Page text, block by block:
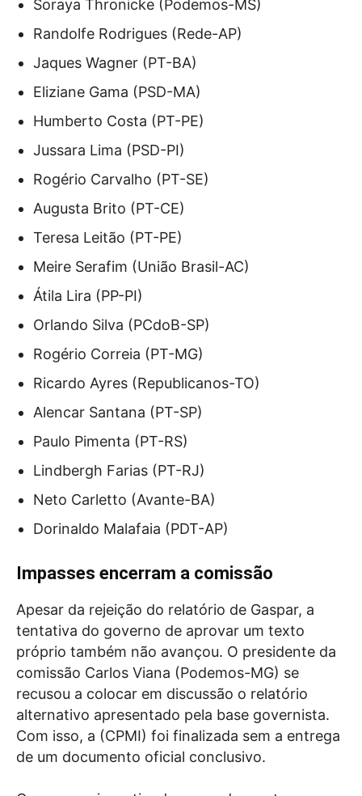
Soraya Thronicke (Podemos-MS)
Randolfe Rodrigues (Rede-AP)
Jaques Wagner (PT-BA)
Eliziane Gama (PSD-MA)
Humberto Costa (PT-PE)
Jussara Lima (PSD-PI)
Rogério Carvalho (PT-SE)
Augusta Brito (PT-CE)
Teresa Leitão (PT-PE)
Meire Serafim (União Brasil-AC)
Átila Lira (PP-PI)
Orlando Silva (PCdoB-SP)
Rogério Correia (PT-MG)
Ricardo Ayres (Republicanos-TO)
Alencar Santana (PT-SP)
Paulo Pimenta (PT-RS)
Lindbergh Farias (PT-RJ)
Neto Carletto (Avante-BA)
Dorinaldo Malafaia (PDT-AP)
Impasses encerram a comissão
Apesar da rejeição do relatório de Gaspar, a
tentativa do governo de aprovar um texto
próprio também não avançou. O presidente da
comissão Carlos Viana (Podemos-MG) se
recusou a colocar em discussão o relatório
alternativo apresentado pela base governista.
Com isso, a (CPMI) foi finalizada sem a entrega
de um documento oficial conclusivo.